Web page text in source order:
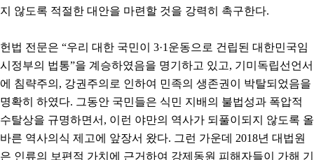
지 않도록 적절한 대안을 마련할 것을 강력히 촉구한다.
헌법 전문은 “우리 대한 국민이 3·1운동으로 건립된 대한민국임
시정부의 법통”을 계승하였음을 명기하고 있고, 기미독립선언서
에 침략주의, 강권주의로 인하여 민족의 생존권이 박탈되었음을
명확히 하였다. 그동안 국민들은 식민 지배의 불법성과 폭압적
수탈상을 규명하면서, 이런 야만의 역사가 되풀이되지 않도록 올
바른 역사의식 제고에 앞장서 왔다. 그런 가운데 2018년 대법원
은 인류의 보편적 가치에 근거하여 강제동원 피해자들이 가해 기